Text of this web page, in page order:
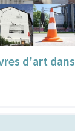
d'art dans